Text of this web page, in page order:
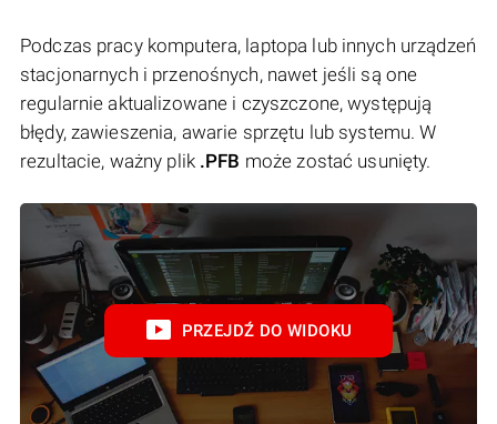
Podczas pracy komputera, laptopa lub innych urządzeń
stacjonarnych i przenośnych, nawet jeśli są one
regularnie aktualizowane i czyszczone, występują
błędy, zawieszenia, awarie sprzętu lub systemu. W
rezultacie, ważny plik .PFB może zostać usunięty.
PRZEJDŹ DO WIDOKU